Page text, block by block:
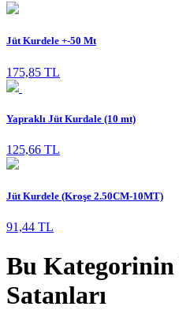
Jüt Kurdele +-50 Mt
175,85 TL
Yapraklı Jüt Kurdale (10 mt)
125,66 TL
Jüt Kurdele (Kroşe 2.50CM-10MT)
91,44 TL
Bu
Satanları